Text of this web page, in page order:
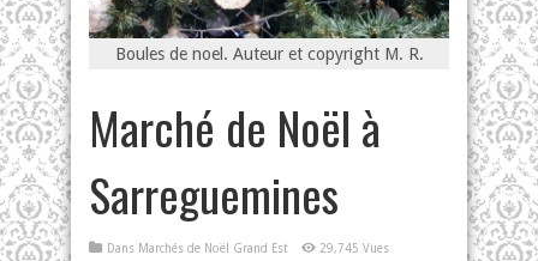
Boules de noel. Auteur et copyright M. R.
Marché de Noël à
Sarreguemines
Dans Marchés de Noël Grand Est 29,745 Vues